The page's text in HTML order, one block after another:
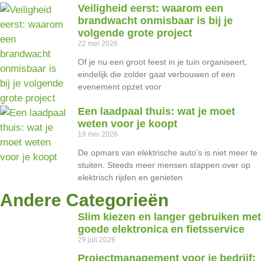
Veiligheid eerst: waarom een
brandwacht onmisbaar is bij je
volgende grote project
22 mei 2026
Of je nu een groot feest in je tuin organiseert,
eindelijk die zolder gaat verbouwen of een
evenement opzet voor
Een laadpaal thuis: wat je moet
weten voor je koopt
19 mei 2026
De opmars van elektrische auto’s is niet meer te
stuiten. Steeds meer mensen stappen over op
elektrisch rijden en genieten
Andere Categorieën
Slim kiezen en langer gebruiken met
goede elektronica en fietsservice
29 juli 2026
Projectmanagement voor je bedrijf: